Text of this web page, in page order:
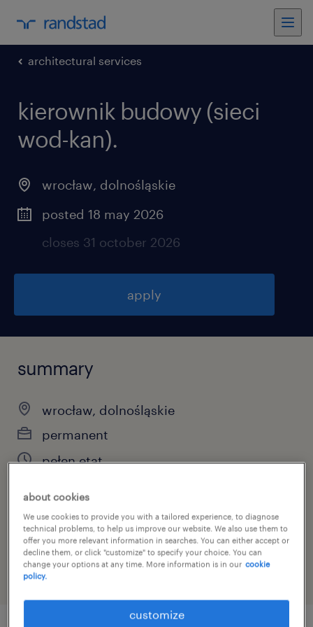
architectural services
kierownik budowy (sieci
wod-kan).
wrocław, dolnośląskie
posted 18 may 2026
closes 31 october 2026
apply
summary
wrocław, dolnośląskie
permanent
pełen etat
job category
architectural services
about cookies
We use cookies to provide you with a tailored experience, to diagnose
technical problems, to help us improve our website. We also use them to
offer you more relevant information in searches. You can either accept or
decline them, or click "customize" to specify your choice. You can
change your options at any time. More information is in our cookie
policy.
customize